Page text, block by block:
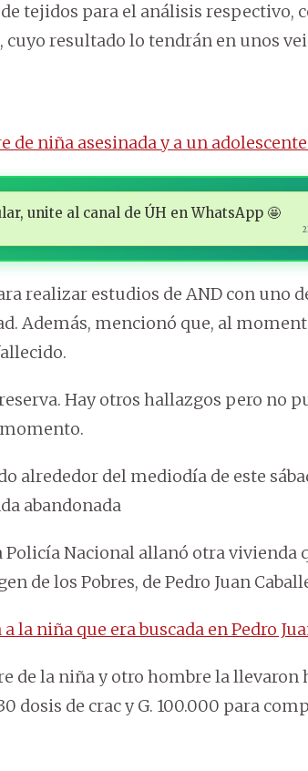
tejidos para el análisis respectivo,
resultado lo tendrán en unos
de niña asesinada y a un
unite al canal de ÚH en WhatsApp 🤩
realizar estudios de AND con uno
Además, mencionó que, al
Hay otros hallazgos pero no
alrededor del mediodía de este
abandonada
Policía Nacional allanó otra vivienda
de los Pobres, de Pedro Juan
la niña que era buscada en Pedro
de la niña y otro hombre la llevaron
dosis de crac y G. 100.000 para